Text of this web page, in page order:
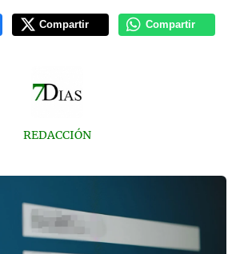
Compartir Compartir
REDACCIÓN